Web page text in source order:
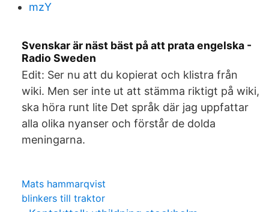
mzY
Svenskar är näst bäst på att prata engelska -
Radio Sweden
Edit: Ser nu att du kopierat och klistra från
wiki. Men ser inte ut att stämma riktigt på wiki,
ska höra runt lite Det språk där jag uppfattar
alla olika nyanser och förstår de dolda
meningarna.
Mats hammarqvist
blinkers till traktor